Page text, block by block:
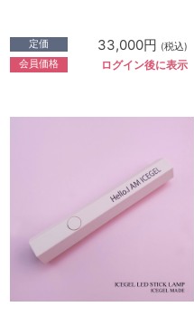
定価 33,000円 (税込)
会員価格 ログイン後に表示